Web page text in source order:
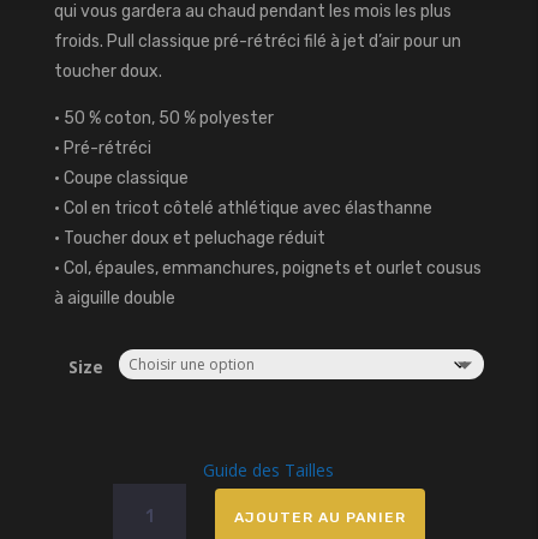
qui vous gardera au chaud pendant les mois les plus
froids. Pull classique pré-rétréci filé à jet d’air pour un
toucher doux.
• 50 % coton, 50 % polyester
• Pré-rétréci
• Coupe classique
• Col en tricot côtelé athlétique avec élasthanne
• Toucher doux et peluchage réduit
• Col, épaules, emmanchures, poignets et ourlet cousus
à aiguille double
Size
Guide des Tailles
AJOUTER AU PANIER